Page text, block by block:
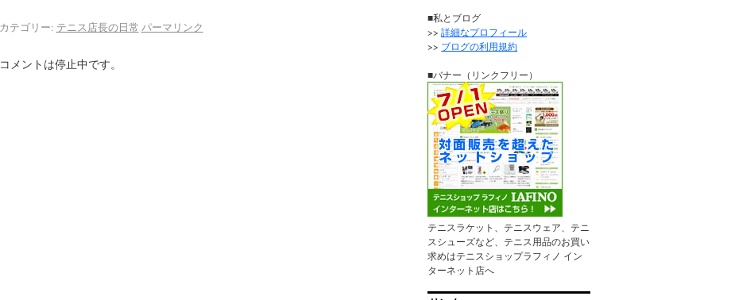
カテゴリー: テニス店長の日常 パーマリンク
コメントは停止中です。
■私とブログ
>>詳細なプロフィール
>> ブログの利用規約
■バナー（リンクフリー）
テニスラケット、テニスウェア、テニ
スシューズなど、テニス用品のお買い
求めはテニスショップラフィノ イン
ターネット店へ